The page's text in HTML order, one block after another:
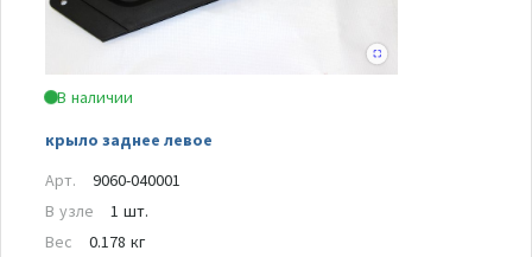
В наличии
крыло заднее левое
Арт.
9060-040001
В узле
1 шт.
Вес
0.178 кг